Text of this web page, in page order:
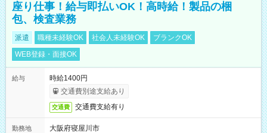
座り仕事！給与即払いOK！高時給！製品の梱
包、検査業務
派遣 職種未経験OK 社会人未経験OK
ブランクOK
WEB登録・面接OK
給与
時給1400円
交通費別途支給あり
交通費 交通費支給有り
勤務地
大阪府寝屋川市